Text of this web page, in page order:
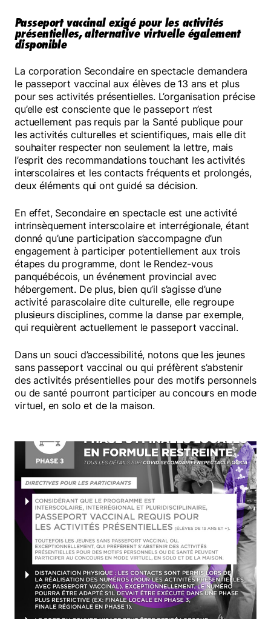
Passeport vaccinal exigé pour les activités
présentielles, alternative virtuelle également
disponible
La corporation Secondaire en spectacle demandera
le passeport vaccinal aux élèves de 13 ans et plus
pour ses activités présentielles. L’organisation précise
qu’elle est consciente que le passeport n’est
actuellement pas requis par la Santé publique pour
les activités culturelles et scientifiques, mais elle dit
souhaiter respecter non seulement la lettre, mais
l’esprit des recommandations touchant les activités
interscolaires et les contacts fréquents et prolongés,
deux éléments qui ont guidé sa décision.
En effet, Secondaire en spectacle est une activité
intrinsèquement interscolaire et interrégionale, étant
donné qu’une participation s’accompagne d’un
engagement à participer potentiellement aux trois
étapes du programme, dont le Rendez-vous
panquébécois, un événement provincial avec
hébergement. De plus, bien qu’il s’agisse d’une
activité parascolaire dite culturelle, elle regroupe
plusieurs disciplines, comme la danse par exemple,
qui requièrent actuellement le passeport vaccinal.
Dans un souci d’accessibilité, notons que les jeunes
sans passeport vaccinal ou qui préfèrent s’abstenir
des activités présentielles pour des motifs personnels
ou de santé pourront participer au concours en mode
virtuel, en solo et de la maison.